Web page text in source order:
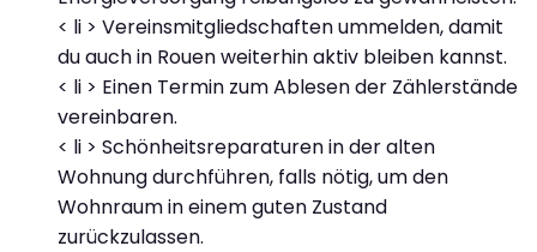
< li > Vereinsmitgliedschaften ummelden, damit
du auch in Rouen weiterhin aktiv bleiben kannst.
< li > Einen Termin zum Ablesen der Zählerstände
vereinbaren.
< li > Schönheitsreparaturen in der alten
Wohnung durchführen, falls nötig, um den
Wohnraum in einem guten Zustand
zurückzulassen.